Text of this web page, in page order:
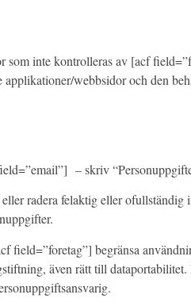
inte kontrolleras av [acf
webbsidor och den
– skriv
radera felaktig eller ofullständig
begränsa
även rätt till